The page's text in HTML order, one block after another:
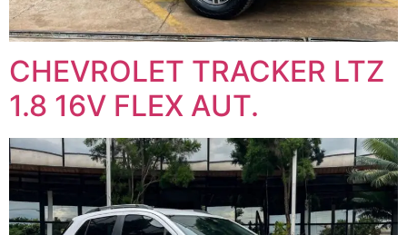
CHEVROLET TRACKER LTZ
1.8 16V FLEX AUT.